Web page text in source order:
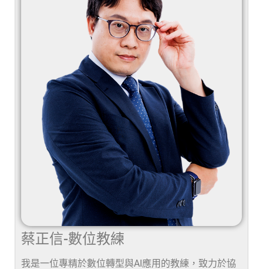
蔡正信-數位教練
我是一位專精於數位轉型與AI應用的教練，致力於協